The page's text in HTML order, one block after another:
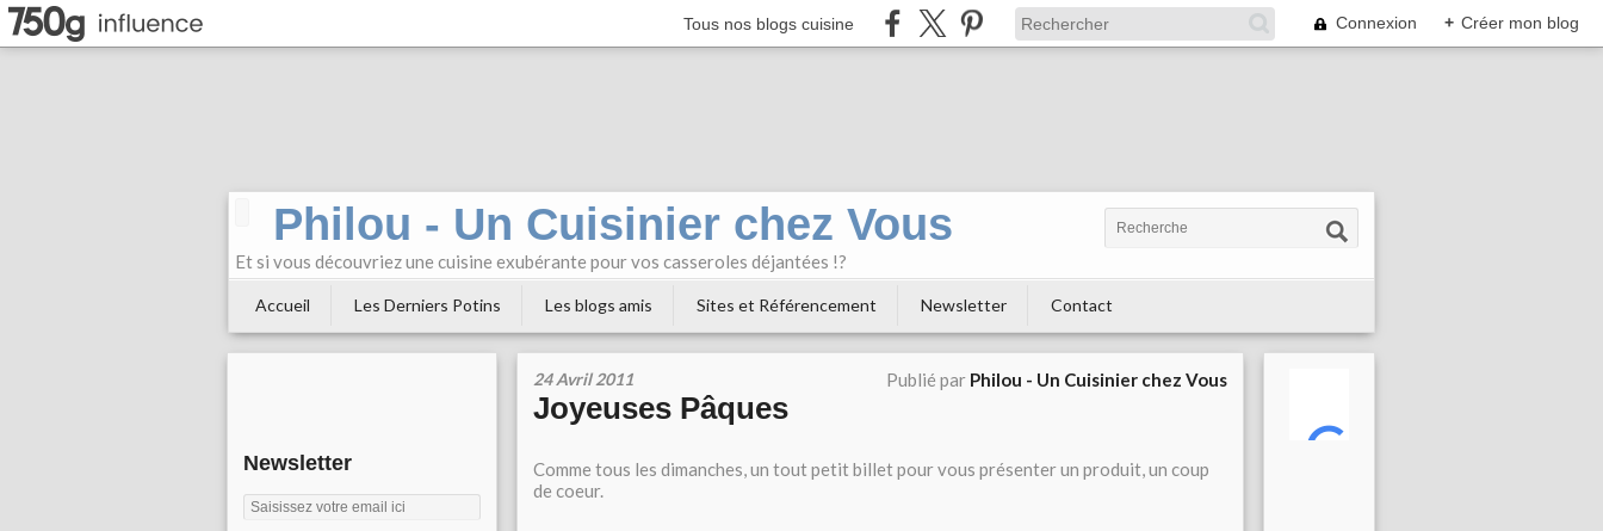
Tous nos blogs cuisine Connexion + Créer mon blog
Philou - Un Cuisinier chez Vous
Et si vous découvriez une cuisine exubérante pour vos casseroles déjantées !?
Accueil Les Derniers Potins Les blogs amis Sites et Référencement Newsletter Contact
Newsletter
24 Avril 2011 Publié par Philou - Un Cuisinier chez Vous
Joyeuses Pâques
Comme tous les dimanches, un tout petit billet pour vous présenter un produit, un coup
de coeur.